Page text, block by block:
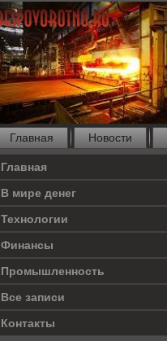
Главная Новости
Главная
В мире денег
Технологии
Финансы
Промышленность
Все записи
Контакты